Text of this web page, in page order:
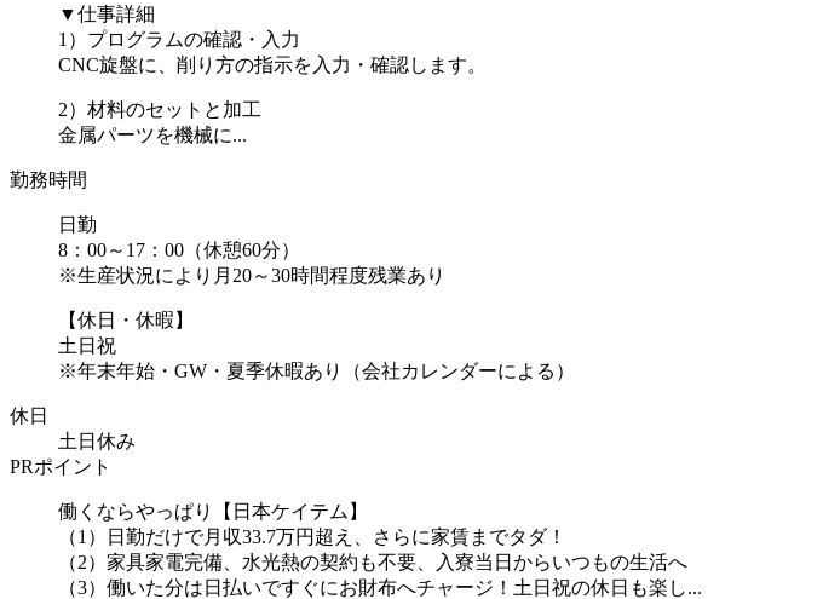
▼仕事詳細
1）プログラムの確認・入力
CNC旋盤に、削り方の指示を入力・確認します。
2）材料のセットと加工
金属パーツを機械に...
勤務時間
日勤
8：00～17：00（休憩60分）
※生産状況により月20～30時間程度残業あり
【休日・休暇】
土日祝
※年末年始・GW・夏季休暇あり（会社カレンダーによる）
休日
土日休み
PRポイント
働くならやっぱり【日本ケイテム】
（1）日勤だけで月収33.7万円超え、さらに家賃までタダ！
（2）家具家電完備、水光熱の契約も不要、入寮当日からいつもの生活へ
（3）働いた分は日払いですぐにお財布へチャージ！土日祝の休日も楽し...